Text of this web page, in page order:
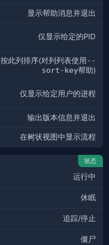
显示帮助消息并退出
仅显示给定的PID
按此列排序(对列列表使用 --
sort-key帮助)
仅显示给定用户的进程
输出版本信息并退出
在树状视图中显示流程
状态
运行中
休眠
追踪/停止
僵尸